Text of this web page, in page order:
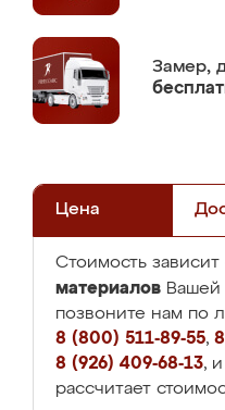
Замер,
Цена
Стоимость зависит
материалов Вашей
позвоните нам по
8 (800) 511-89-55,
8 (926) 409-68-13,
рассчитает